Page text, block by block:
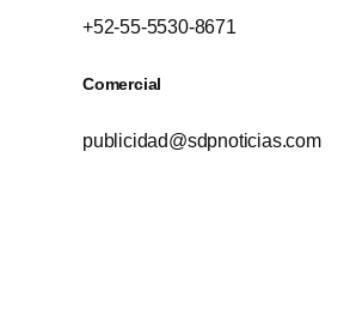
+52-55-5530-8671
Comercial
publicidad@sdpnoticias.com